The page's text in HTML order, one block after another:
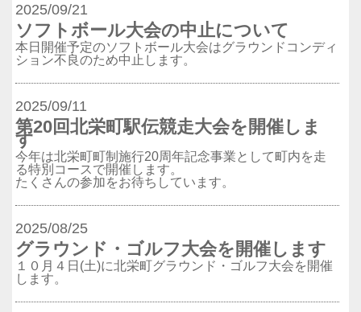
2025/09/21
ソフトボール大会の中止について
本日開催予定のソフトボール大会はグラウンドコンディ
ション不良のため中止します。
2025/09/11
第20回北栄町駅伝競走大会を開催しま
す
今年は北栄町町制施行20周年記念事業として町内を走
る特別コースで開催します。
たくさんの参加をお待ちしています。
2025/08/25
グラウンド・ゴルフ大会を開催します
１０月４日(土)に北栄町グラウンド・ゴルフ大会を開催
します。